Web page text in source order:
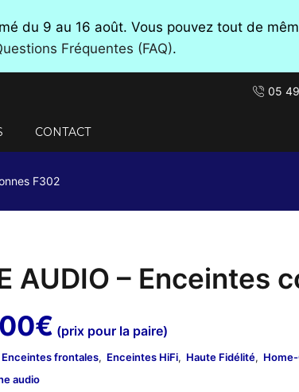
du 9 au 16 août. Vous pouvez tout de
Fréquentes (FAQ).
05
CONTACT
F302
AUDIO – Enceintes
€ (prix pour la paire)
Enceintes frontales, Enceintes HiFi, Haute Fidélité,
audio